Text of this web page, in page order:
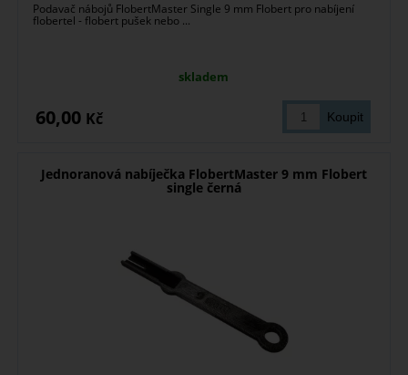
Podavač nábojů FlobertMaster Single 9 mm Flobert pro nabíjení
flobertel - flobert pušek nebo ...
skladem
60,00 Kč
Jednoranová nabíječka FlobertMaster 9 mm Flobert
single černá